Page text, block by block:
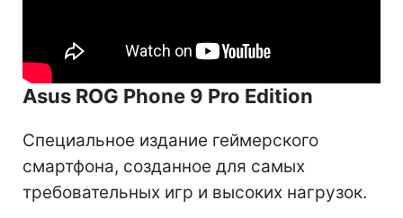
Asus ROG Phone 9 Pro Edition
Специальное издание геймерского
смартфона, созданное для самых
требовательных игр и высоких нагрузок.